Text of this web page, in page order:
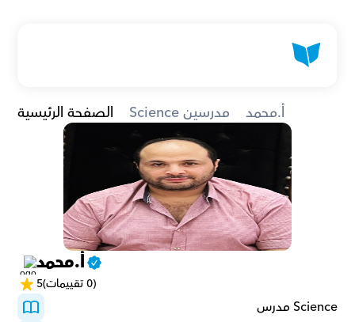
الصفحة الرئيسية Science مدرسين أ.محمد
أ.محمد
5 (0 تقييمات)
Science مدرس